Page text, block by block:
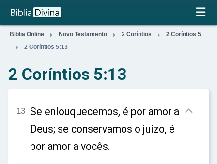
×
☰
Bíblia Online  Novo Testamento  2 Coríntios  2 Coríntios 5
 2 Coríntios 5:13
2 Coríntios 5:13
13 Se enlouquecemos, é por amor a
Deus; se conservamos o juízo, é
por amor a vocês.
